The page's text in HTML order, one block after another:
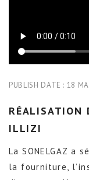
PUBLISH DATE : 18
RÉALISATION
ILLIZI
La SONELGAZ a
la fourniture,